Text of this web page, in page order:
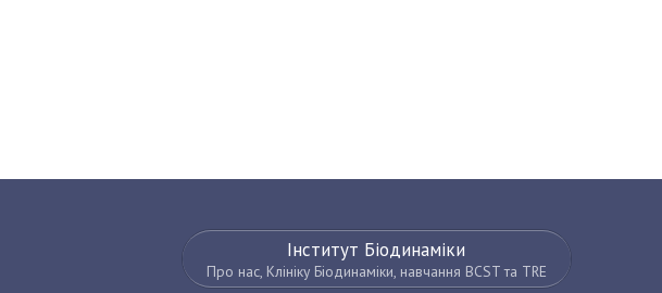
Інститут Біодинаміки
Про нас, Клініку Біодинаміки, навчання BCST та TRE